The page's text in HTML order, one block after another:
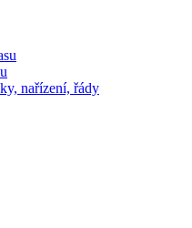
nařízení, řády